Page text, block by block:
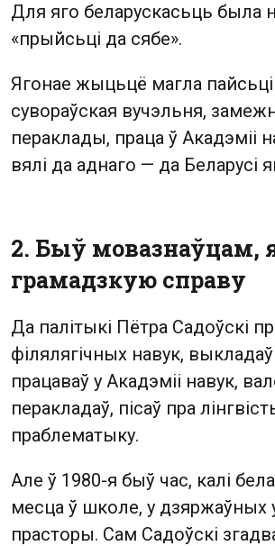
Для яго беларускасьць была
«прыйсьці да сябе».
Ягонае жыцьцё магла
сувораўская вучэльня,
пераклады, праца ў Акадэміі
вялі да аднаго — да Беларусі
2. Быў мовазнаўцам,
грамадзкую справу
Да палітыкі Пётра Садоўскі
філялягічных навук,
працаваў у Акадэміі навук,
перакладаў, пісаў пра
праблематыку.
Але ў 1980-я быў час, калі
месца ў школе, у дзяржаўных
прасторы. Сам Садоўскі